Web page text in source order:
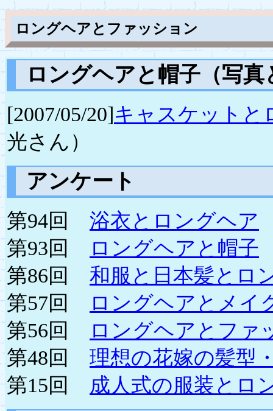
ロングヘアとファッション
ロングヘアと帽子（写真
[2007/05/20]キャスケットと
光さん）
アンケート
第94回 浴衣とロングヘア
第93回
ロングヘアと帽子
第86回 和服と日本髪とロ
第57回
ロングヘアとメイ
第56回
ロングヘアとファ
第48回 理想の花嫁の髪型
第15回 成人式の服装とロ